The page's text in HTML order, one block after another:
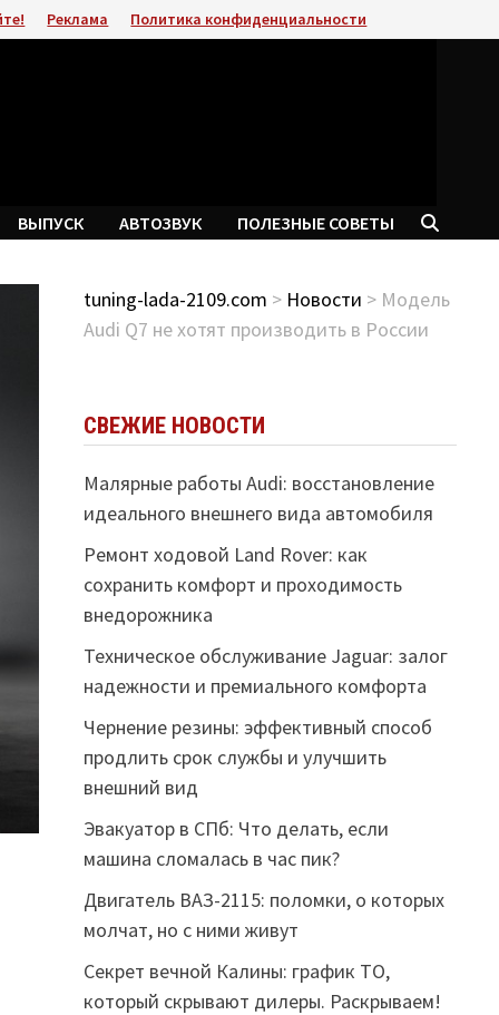
Реклама Политика конфиденциальности
ВЫПУСК АВТОЗВУК ПОЛЕЗНЫЕ СОВЕТЫ
tuning-lada-2109.com > Новости > Модель
Audi Q7 не хотят производить в России
СВЕЖИЕ НОВОСТИ
Малярные работы Audi: восстановление
идеального внешнего вида автомобиля
Ремонт ходовой Land Rover: как
сохранить комфорт и проходимость
внедорожника
Техническое обслуживание Jaguar: залог
надежности и премиального комфорта
Чернение резины: эффективный способ
продлить срок службы и улучшить
внешний вид
Эвакуатор в СПб: Что делать, если
машина сломалась в час пик?
Двигатель ВАЗ-2115: поломки, о которых
молчат, но с ними живут
Секрет вечной Калины: график ТО,
который скрывают дилеры. Раскрываем!